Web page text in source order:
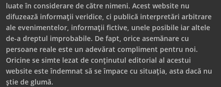
luate în considerare de către nimeni. Acest website nu
difuzează informații veridice, ci publică interpretări arbitrare
ale evenimentelor, informații fictive, unele posibile iar altele
de-a dreptul improbabile. De fapt, orice asemănare cu
persoane reale este un adevărat compliment pentru noi.
Oricine se simte lezat de conținutul editorial al acestui
website este îndemnat să se împace cu situația, asta dacă nu
știe de glumă.